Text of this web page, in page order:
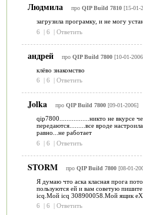
Людмила про QIP Build 7810[15-01-
загрузила програмку, и не могу
6
| 6 | Ответить
андрей про QIP Build 7800[10-01-
клёво знакомство
6
| 6 | Ответить
Jolka про QIP Build 7800[09-01-2006]
qip7800.................никто не вкурсе
передаются.........все вроде
равно...не работает
6
| 6 | Ответить
STORM про QIP Build 7800[08-01-
Я думаю что аска класная прога
пользуются ей и вам советую
icq.Мой icq 308900058.Мой ящик
6
| 6 | Ответить